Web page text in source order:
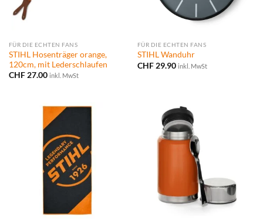
FÜR DIE ECHTEN FANS
STIHL Hosenträger orange,
120cm, mit Lederschlaufen
CHF27.00 inkl. MwSt
FÜR DIE ECHTEN FANS
STIHL Wanduhr
CHF29.90 inkl. MwSt